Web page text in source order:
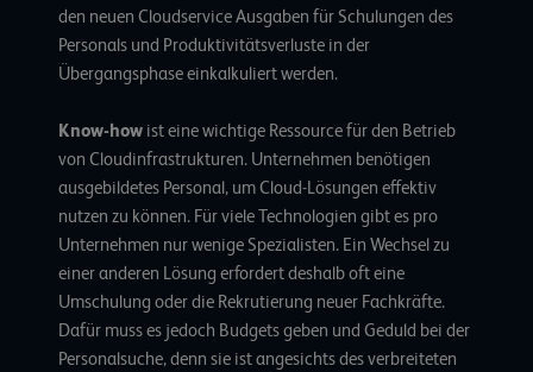
den neuen Cloudservice Ausgaben für Schulungen des
Personals und Produktivitätsverluste in der
Übergangsphase einkalkuliert werden.
Know-how ist eine wichtige Ressource für den Betrieb
von Cloudinfrastrukturen. Unternehmen benötigen
ausgebildetes Personal, um Cloud-Lösungen effektiv
nutzen zu können. Für viele Technologien gibt es pro
Unternehmen nur wenige Spezialisten. Ein Wechsel zu
einer anderen Lösung erfordert deshalb oft eine
Umschulung oder die Rekrutierung neuer Fachkräfte.
Dafür muss es jedoch Budgets geben und Geduld bei der
Personalsuche, denn sie ist angesichts des verbreiteten